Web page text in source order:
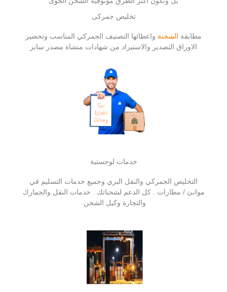
تخليص جمركى
مطابقة الشحنة واعطائها التصنيف الجمركي المناسب وتحضير
الاوراق التصدير والاستيراد من شهادات منشاة مصدر سابر
خدمات لوجستية
التخليص الجمركي والنقل البري وجميع خدمات التسليم في
موانئ / مطارات . كل الدعم لشحناتك . خدمات النقل والجمارك
والتجارة وكيل الشحن.